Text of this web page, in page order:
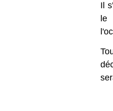
Il
le